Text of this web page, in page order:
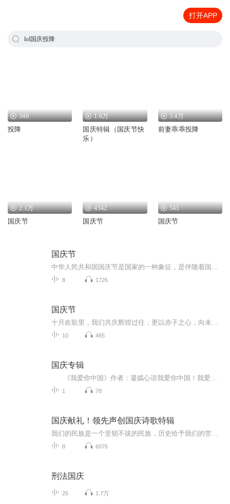
打开APP
lol国庆投降
346
投降
1.6万
国庆特辑（国庆节快
乐）
3.4万
前妻乖乖投降
2.1万
国庆节
4542
国庆节
543
国庆节
国庆节
8 1726
国庆节
10 465
国庆专辑
1 78
国庆献礼！领先声创国庆诗歌特辑
8 6076
刑法国庆
26 1.7万